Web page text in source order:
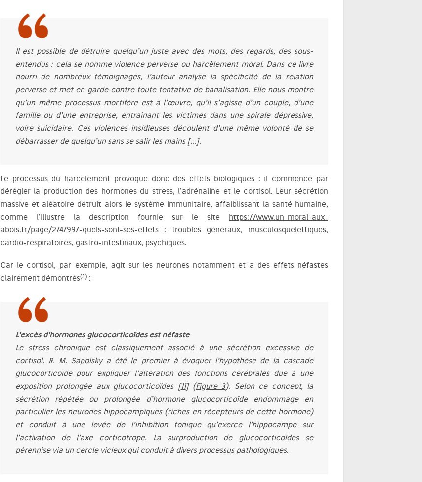
Il est possible de détruire quelqu’un juste avec des mots, des regards, des sous-
entendus : cela se nomme violence perverse ou harcèlement moral. Dans ce livre
nourri de nombreux témoignages, l’auteur analyse la spécificité de la relation
perverse et met en garde contre toute tentative de banalisation. Elle nous montre
qu’un même processus mortifère est à l’œuvre, qu’il s’agisse d’un couple, d’une
famille ou d’une entreprise, entraînant les victimes dans une spirale dépressive,
voire suicidaire. Ces violences insidieuses découlent d’une même volonté de se
débarrasser de quelqu’un sans se salir les mains […].
Le processus du harcèlement provoque donc des effets biologiques : il commence par
dérégler la production des hormones du stress, l’adrénaline et le cortisol. Leur sécrétion
massive et aléatoire détruit alors le système immunitaire, affaiblissant la santé humaine,
comme l’illustre la description fournie sur le site https://www.un-moral-aux-
abois.fr/page/2747997-quels-sont-ses-effets: troubles généraux, musculosquelettiques,
cardio-respiratoires, gastro-intestinaux, psychiques.
Car le cortisol, par exemple, agit sur les neurones notamment et a des effets néfastes
clairement démontrés(3):
L’excès d’hormones glucocorticoïdes est néfaste
Le stress chronique est classiquement associé à une sécrétion excessive de
cortisol. R. M. Sapolsky a été le premier à évoquer l’hypothèse de la cascade
glucocorticoïde pour expliquer l’altération des fonctions cérébrales due à une
exposition prolongée aux glucocorticoïdes [11] (Figure 3). Selon ce concept, la
sécrétion répétée ou prolongée d’hormone glucocorticoïde endommage en
particulier les neurones hippocampiques (riches en récepteurs de cette hormone)
et conduit à une levée de l’inhibition tonique qu’exerce l’hippocampe sur
l’activation de l’axe corticotrope. La surproduction de glucocorticoïdes se
pérennise via un cercle vicieux qui conduit à divers processus pathologiques.